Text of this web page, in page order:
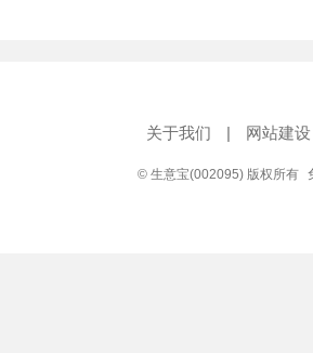
关于我们 | 网站建设
© 生意宝(002095) 版权所有